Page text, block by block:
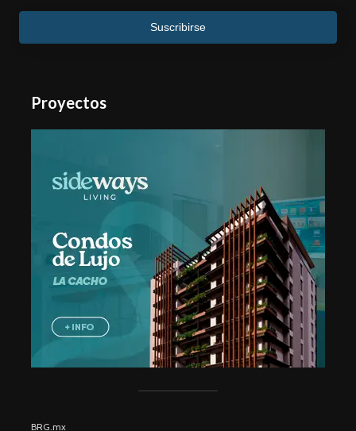
Suscribirse
Proyectos
BRG.mx